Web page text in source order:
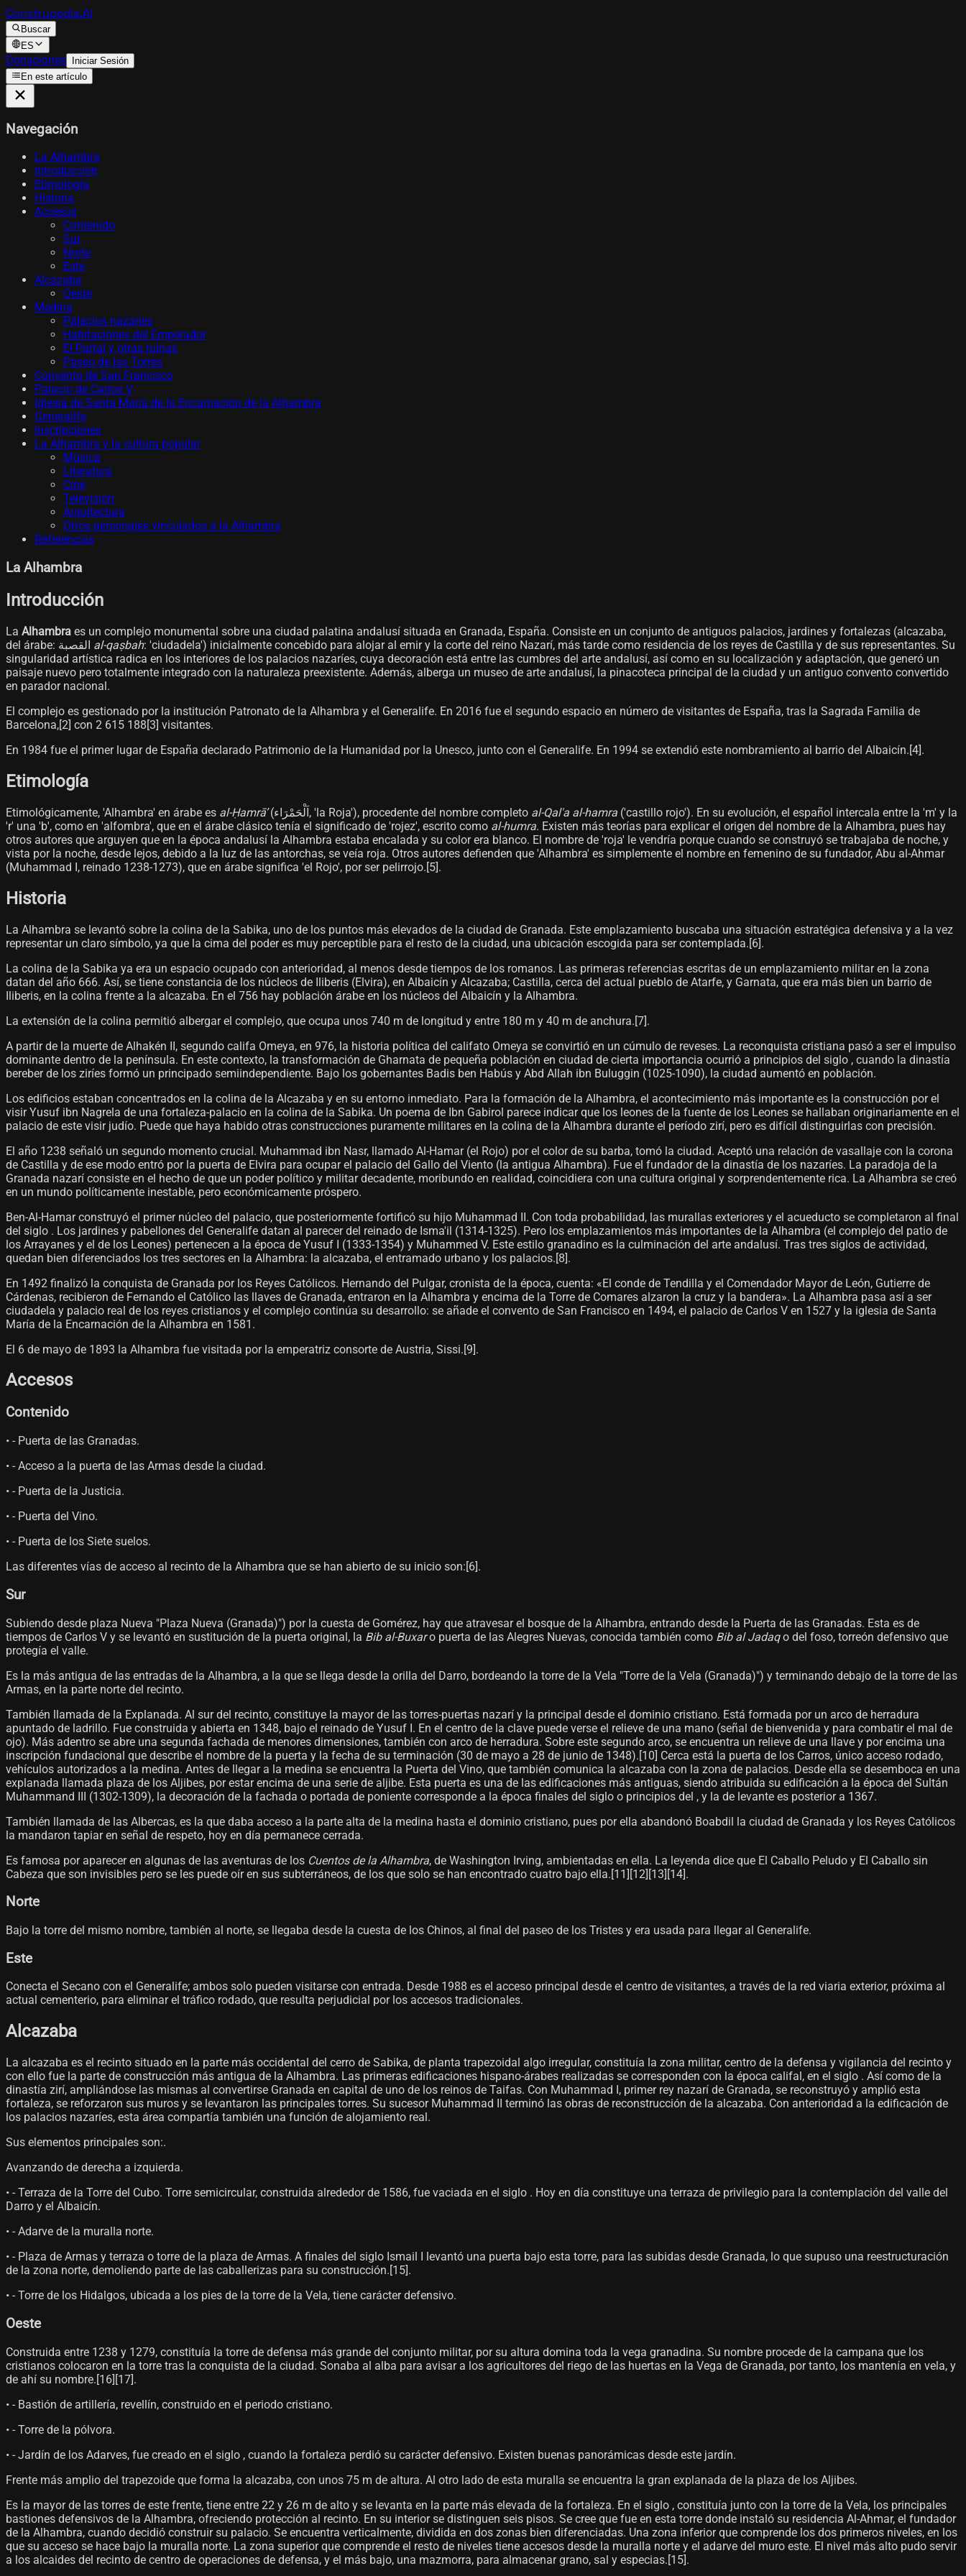
Construpedia.AI
Buscar
ES
Donaciones Iniciar Sesión
En este artículo
Navegación
La Alhambra
Introducción
Etimología
Historia
Accesos
Contenido
Sur
Norte
Este
Alcazaba
Oeste
Medina
Palacios nazaríes
Habitaciones del Emperador
El Partal y otras ruinas
Paseo de las Torres
Convento de San Francisco
Palacio de Carlos V
Iglesia de Santa María de la Encarnación de la Alhambra
Generalife
Inscripciones
La Alhambra y la cultura popular
Música
Literatura
Cine
Televisión
Arquitectura
Otros personajes vinculados a la Alhambra
Referencias
La Alhambra
Introducción
La Alhambra es un complejo monumental sobre una ciudad palatina andalusí situada en Granada, España. Consiste en un conjunto de antiguos palacios, jardines y fortalezas (alcazaba,
al-qaṣbah: 'ciudadela') inicialmente concebido para alojar al emir y la corte del reino Nazarí, más tarde como residencia de los reyes de Castilla y de sus representantes. Su
singularidad artística radica en los interiores de los palacios nazaríes, cuya decoración está entre las cumbres del arte andalusí, así como en su localización y adaptación, que generó un
paisaje nuevo pero totalmente integrado con la naturaleza preexistente. Además, alberga un museo de arte andalusí, la pinacoteca principal de la ciudad y un antiguo convento convertido
en parador nacional.
El complejo es gestionado por la institución Patronato de la Alhambra y el Generalife. En 2016 fue el segundo espacio en número de visitantes de España, tras la Sagrada Familia de
Barcelona,[2]​ con 2 615 188[3]​ visitantes.
En 1984 fue el primer lugar de España declarado Patrimonio de la Humanidad por la Unesco, junto con el Generalife. En 1994 se extendió este nombramiento al barrio del Albaicín.[4]​.
Etimología
Etimológicamente, 'Alhambra' en árabe es al-Ḥamrāʼ (اَلْحَمْرَاء, 'la Roja'), procedente del nombre completo al-Qal'a al-hamra ('castillo rojo'). En su evolución, el español intercala entre la 'm' y la
'r' una 'b', como en 'alfombra', que en el árabe clásico tenía el significado de 'rojez', escrito como al-humra. Existen más teorías para explicar el origen del nombre de la Alhambra, pues hay
otros autores que arguyen que en la época andalusí la Alhambra estaba encalada y su color era blanco. El nombre de 'roja' le vendría porque cuando se construyó se trabajaba de noche, y
vista por la noche, desde lejos, debido a la luz de las antorchas, se veía roja. Otros autores defienden que 'Alhambra' es simplemente el nombre en femenino de su fundador, Abu al-Ahmar
(Muhammad I, reinado 1238-1273), que en árabe significa 'el Rojo', por ser pelirrojo.[5]​.
Historia
La Alhambra se levantó sobre la colina de la Sabika, uno de los puntos más elevados de la ciudad de Granada. Este emplazamiento buscaba una situación estratégica defensiva y a la vez
representar un claro símbolo, ya que la cima del poder es muy perceptible para el resto de la ciudad, una ubicación escogida para ser contemplada.[6]​.
La colina de la Sabika ya era un espacio ocupado con anterioridad, al menos desde tiempos de los romanos. Las primeras referencias escritas de un emplazamiento militar en la zona
datan del año 666. Así, se tiene constancia de los núcleos de Iliberis (Elvira), en Albaicín y Alcazaba; Castilla, cerca del actual pueblo de Atarfe, y Garnata, que era más bien un barrio de
Iliberis, en la colina frente a la alcazaba. En el 756 hay población árabe en los núcleos del Albaicín y la Alhambra.
La extensión de la colina permitió albergar el complejo, que ocupa unos 740 m de longitud y entre 180 m y 40 m de anchura.[7]​.
A partir de la muerte de Alhakén II, segundo califa Omeya, en 976, la historia política del califato Omeya se convirtió en un cúmulo de reveses. La reconquista cristiana pasó a ser el impulso
dominante dentro de la península. En este contexto, la transformación de Gharnata de pequeña población en ciudad de cierta importancia ocurrió a principios del siglo , cuando la dinastía
bereber de los ziríes formó un principado semiindependiente. Bajo los gobernantes Badis ben Habús y Abd Allah ibn Buluggin (1025-1090), la ciudad aumentó en población.
Los edificios estaban concentrados en la colina de la Alcazaba y en su entorno inmediato. Para la formación de la Alhambra, el acontecimiento más importante es la construcción por el
visir Yusuf ibn Nagrela de una fortaleza-palacio en la colina de la Sabika. Un poema de Ibn Gabirol parece indicar que los leones de la fuente de los Leones se hallaban originariamente en el
palacio de este visir judío. Puede que haya habido otras construcciones puramente militares en la colina de la Alhambra durante el período zirí, pero es difícil distinguirlas con precisión.
El año 1238 señaló un segundo momento crucial. Muhammad ibn Nasr, llamado Al-Hamar (el Rojo) por el color de su barba, tomó la ciudad. Aceptó una relación de vasallaje con la corona
de Castilla y de ese modo entró por la puerta de Elvira para ocupar el palacio del Gallo del Viento (la antigua Alhambra). Fue el fundador de la dinastía de los nazaríes. La paradoja de la
Granada nazarí consiste en el hecho de que un poder político y militar decadente, moribundo en realidad, coincidiera con una cultura original y sorprendentemente rica. La Alhambra se creó
en un mundo políticamente inestable, pero económicamente próspero.
Ben-Al-Hamar construyó el primer núcleo del palacio, que posteriormente fortificó su hijo Muhammad II. Con toda probabilidad, las murallas exteriores y el acueducto se completaron al final
del siglo . Los jardines y pabellones del Generalife datan al parecer del reinado de Isma'il (1314-1325). Pero los emplazamientos más importantes de la Alhambra (el complejo del patio de
los Arrayanes y el de los Leones) pertenecen a la época de Yusuf I (1333-1354) y Muhammed V. Este estilo granadino es la culminación del arte andalusí. Tras tres siglos de actividad,
quedan bien diferenciados los tres sectores en la Alhambra: la alcazaba, el entramado urbano y los palacios.[8]​.
En 1492 finalizó la conquista de Granada por los Reyes Católicos. Hernando del Pulgar, cronista de la época, cuenta: «El conde de Tendilla y el Comendador Mayor de León, Gutierre de
Cárdenas, recibieron de Fernando el Católico las llaves de Granada, entraron en la Alhambra y encima de la Torre de Comares alzaron la cruz y la bandera». La Alhambra pasa así a ser
ciudadela y palacio real de los reyes cristianos y el complejo continúa su desarrollo: se añade el convento de San Francisco en 1494, el palacio de Carlos V en 1527 y la iglesia de Santa
María de la Encarnación de la Alhambra en 1581.
El 6 de mayo de 1893 la Alhambra fue visitada por la emperatriz consorte de Austria, Sissi.[9]​.
Accesos
Contenido
• - Puerta de las Granadas.
• - Acceso a la puerta de las Armas desde la ciudad.
• - Puerta de la Justicia.
• - Puerta del Vino.
• - Puerta de los Siete suelos.
Las diferentes vías de acceso al recinto de la Alhambra que se han abierto de su inicio son:[6]​.
Sur
Subiendo desde plaza Nueva "Plaza Nueva (Granada)") por la cuesta de Gomérez, hay que atravesar el bosque de la Alhambra, entrando desde la Puerta de las Granadas. Esta es de
tiempos de Carlos V y se levantó en sustitución de la puerta original, la Bib al-Buxaro puerta de las Alegres Nuevas, conocida también como Bib al Jadaqo del foso, torreón defensivo que
protegía el valle.
Es la más antigua de las entradas de la Alhambra, a la que se llega desde la orilla del Darro, bordeando la torre de la Vela "Torre de la Vela (Granada)") y terminando debajo de la torre de las
Armas, en la parte norte del recinto.
También llamada de la Explanada. Al sur del recinto, constituye la mayor de las torres-puertas nazarí y la principal desde el dominio cristiano. Está formada por un arco de herradura
apuntado de ladrillo. Fue construida y abierta en 1348, bajo el reinado de Yusuf I. En el centro de la clave puede verse el relieve de una mano (señal de bienvenida y para combatir el mal de
ojo). Más adentro se abre una segunda fachada de menores dimensiones, también con arco de herradura. Sobre este segundo arco, se encuentra un relieve de una llave y por encima una
inscripción fundacional que describe el nombre de la puerta y la fecha de su terminación (30 de mayo a 28 de junio de 1348).[10]​ Cerca está la puerta de los Carros, único acceso rodado,
vehículos autorizados a la medina. Antes de llegar a la medina se encuentra la Puerta del Vino, que también comunica la alcazaba con la zona de palacios. Desde ella se desemboca en una
explanada llamada plaza de los Aljibes, por estar encima de una serie de aljibe. Esta puerta es una de las edificaciones más antiguas, siendo atribuida su edificación a la época del Sultán
Muhammand III (1302-1309), la decoración de la fachada o portada de poniente corresponde a la época finales del siglo o principios del , y la de levante es posterior a 1367.
También llamada de las Albercas, es la que daba acceso a la parte alta de la medina hasta el dominio cristiano, pues por ella abandonó Boabdil la ciudad de Granada y los Reyes Católicos
la mandaron tapiar en señal de respeto, hoy en día permanece cerrada.
Es famosa por aparecer en algunas de las aventuras de los Cuentos de la Alhambra, de Washington Irving, ambientadas en ella. La leyenda dice que El Caballo Peludo y El Caballo sin
Cabeza que son invisibles pero se les puede oír en sus subterráneos, de los que solo se han encontrado cuatro bajo ella.[11]​[12]​[13]​[14]​.
Norte
Bajo la torre del mismo nombre, también al norte, se llegaba desde la cuesta de los Chinos, al final del paseo de los Tristes y era usada para llegar al Generalife.
Este
Conecta el Secano con el Generalife; ambos solo pueden visitarse con entrada. Desde 1988 es el acceso principal desde el centro de visitantes, a través de la red viaria exterior, próxima al
actual cementerio, para eliminar el tráfico rodado, que resulta perjudicial por los accesos tradicionales.
Alcazaba
La alcazaba es el recinto situado en la parte más occidental del cerro de Sabika, de planta trapezoidal algo irregular, constituía la zona militar, centro de la defensa y vigilancia del recinto y
con ello fue la parte de construcción más antigua de la Alhambra. Las primeras edificaciones hispano-árabes realizadas se corresponden con la época califal, en el siglo . Así como de la
dinastía zirí, ampliándose las mismas al convertirse Granada en capital de uno de los reinos de Taifas. Con Muhammad I, primer rey nazarí de Granada, se reconstruyó y amplió esta
fortaleza, se reforzaron sus muros y se levantaron las principales torres. Su sucesor Muhammad II terminó las obras de reconstrucción de la alcazaba. Con anterioridad a la edificación de
los palacios nazaríes, esta área compartía también una función de alojamiento real.
Sus elementos principales son:.
Avanzando de derecha a izquierda.
• - Terraza de la Torre del Cubo. Torre semicircular, construida alrededor de 1586, fue vaciada en el siglo . Hoy en día constituye una terraza de privilegio para la contemplación del valle del
Darro y el Albaicín.
• - Adarve de la muralla norte.
• - Plaza de Armas y terraza o torre de la plaza de Armas. A finales del siglo Ismail I levantó una puerta bajo esta torre, para las subidas desde Granada, lo que supuso una reestructuración
de la zona norte, demoliendo parte de las caballerizas para su construcción.[15]​.
• - Torre de los Hidalgos, ubicada a los pies de la torre de la Vela, tiene carácter defensivo.
Oeste
Construida entre 1238 y 1279, constituía la torre de defensa más grande del conjunto militar, por su altura domina toda la vega granadina. Su nombre procede de la campana que los
cristianos colocaron en la torre tras la conquista de la ciudad. Sonaba al alba para avisar a los agricultores del riego de las huertas en la Vega de Granada, por tanto, los mantenía en vela, y
de ahí su nombre.[16]​[17]​.
• - Bastión de artillería, revellín, construido en el periodo cristiano.
• - Torre de la pólvora.
• - Jardín de los Adarves, fue creado en el siglo , cuando la fortaleza perdió su carácter defensivo. Existen buenas panorámicas desde este jardín.
Frente más amplio del trapezoide que forma la alcazaba, con unos 75 m de altura. Al otro lado de esta muralla se encuentra la gran explanada de la plaza de los Aljibes.
Es la mayor de las torres de este frente, tiene entre 22 y 26 m de alto y se levanta en la parte más elevada de la fortaleza. En el siglo , constituía junto con la torre de la Vela, los principales
bastiones defensivos de la Alhambra, ofreciendo protección al recinto. En su interior se distinguen seis pisos. Se cree que fue en esta torre donde instaló su residencia Al-Ahmar, el fundador
de la Alhambra, cuando decidió construir su palacio. Se encuentra verticalmente, dividida en dos zonas bien diferenciadas. Una zona inferior que comprende los dos primeros niveles, en los
que su acceso se hace bajo la muralla norte. La zona superior que comprende el resto de niveles tiene accesos desde la muralla norte y el adarve del muro este. El nivel más alto pudo servir
a los alcaides del recinto de centro de operaciones de defensa, y el más bajo, una mazmorra, para almacenar grano, sal y especias.[15]​.